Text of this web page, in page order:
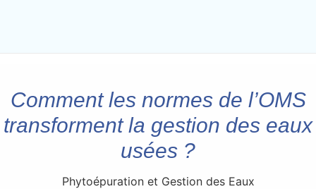
Comment les normes de l’OMS
transforment la gestion des eaux
usées ?
Phytoépuration et Gestion des Eaux